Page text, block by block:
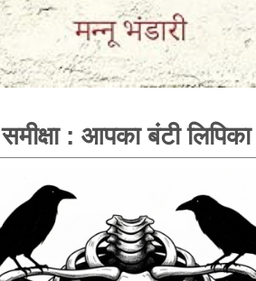
समीक्षा : आपका बंटी लिपिका